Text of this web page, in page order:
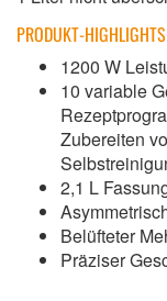
PRODUKT-HIGHLIGHTS
1200 W
10 variable
Zubereiten
2,1 L
Belüfteter
Präziser